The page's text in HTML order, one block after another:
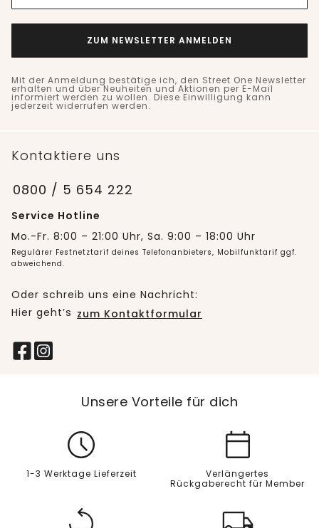
ZUM NEWSLETTER ANMELDEN
Mit der Anmeldung bestätige ich, den Street One Newsletter
erhalten und über Neuheiten und Aktionen per E-Mail
informiert werden zu wollen. Diese Einwilligung kann
jederzeit widerrufen werden.
Kontaktiere uns
0800 / 5 654 222
Service Hotline
Mo.-Fr. 8:00 – 21:00 Uhr, Sa. 9:00 – 18:00 Uhr
Regulärer Festnetztarif deines Telefonanbieters, Mobilfunktarif ggf.
abweichend.
Oder schreib uns eine Nachricht:
Hier geht’s zum Kontaktformular
Unsere Vorteile für dich
1-3 Werktage Lieferzeit
Verlängertes
Rückgaberecht für Member